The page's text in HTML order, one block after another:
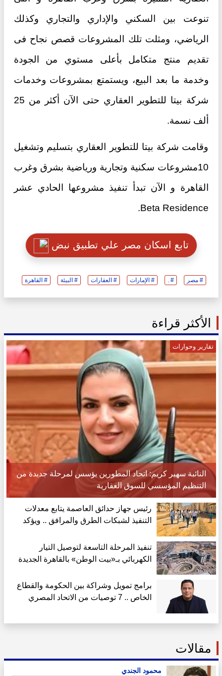
تنوعت بين السكني والإداري والتجاري وكذلك
الرياضي، ومثلت تلك المشروعات قصص نجاح فى
تقديم منتج متكامل بأعلى مستوي من الجودة
وخدمة ما بعد البيع، ويستمتع بمشروعات وخدمات
شركة بيتا للتطوير العقاري حتى الآن أكثر من 25
ألف نسمة.
وقامت شركة بيتا للتطوير العقاري بتسليم وتشغيل
10مشروعات سكنية وتجارية ورياضية بشرق وغرب
القاهرة و الآن تبدأ تنفيذ مشروعها الحادي عشر
Beta Residence.
تابع اسكان مصر علي تطبيق نبض
# مصر # . # الإمارات # العقارات # البيئة # القاهرة
الأكثر قراءة
تقارير وحوارات
النائبة سهير كريم: اتحاد المطورين يؤسس لمرحلة جديدة من
التنظيم المؤسسي للسوق العقارية
رئيس جهاز حدائق العاصمة يتابع معدلات
التنفيذ لشبكات الطرق والمرافق .. ويؤكد
تنفيذ المرحلة التاسعة لتوصيل التيار
الكهربائي بـ«بيت الوطن» بالقاهرة الجديدة
برامج تمويل وشراكة بين الحكومة والقطاع
الخاص .. 7 توصيات من الاتحاد المصري
مقالات
محمود الجندي